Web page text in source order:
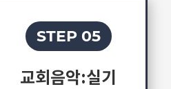
STEP 05
교회음악:실기